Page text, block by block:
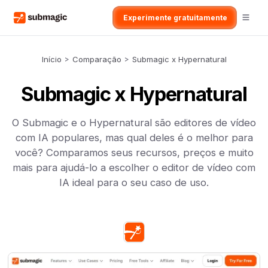
Experimente gratuitamente
Início > Comparação > Submagic x Hypernatural
Submagic x Hypernatural
O Submagic e o Hypernatural são editores de vídeo
com IA populares, mas qual deles é o melhor para
você? Comparamos seus recursos, preços e muito
mais para ajudá-lo a escolher o editor de vídeo com
IA ideal para o seu caso de uso.